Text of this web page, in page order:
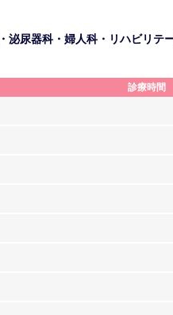
尿器科・婦人科・リハビリ
診療時間